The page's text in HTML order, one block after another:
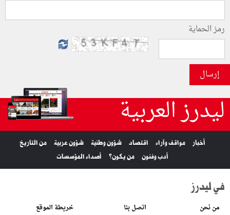
رمز الحماية
إرسال
ليدرز العربية
أخبار مواقف وآراء اقتصاد شؤون وطنية شؤون عربية
من التاريخ
أدب وفنون
من يكون؟ أصداء المؤسسات
في ليدرز
من نحن اتصل بنا خريطة الموقع